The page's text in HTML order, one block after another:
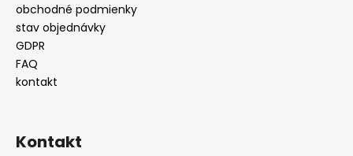
obchodné podmienky
stav objednávky
GDPR
FAQ
kontakt
Kontakt